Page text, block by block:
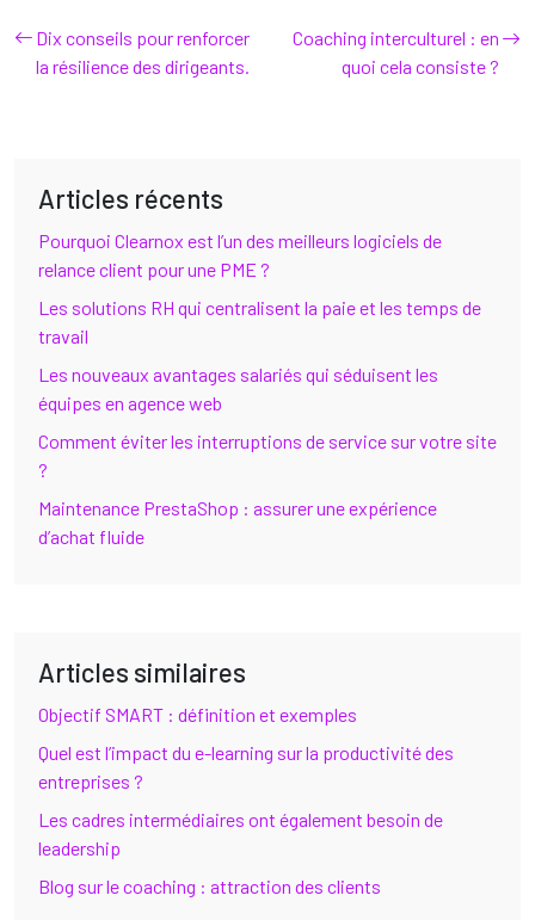
Dix conseils pour renforcer
la résilience des dirigeants.
Coaching interculturel : en
quoi cela consiste ?
Articles récents
Pourquoi Clearnox est l’un des meilleurs logiciels de
relance client pour une PME ?
Les solutions RH qui centralisent la paie et les temps de
travail
Les nouveaux avantages salariés qui séduisent les
équipes en agence web
Comment éviter les interruptions de service sur votre site
?
Maintenance PrestaShop : assurer une expérience
d’achat fluide
Articles similaires
Objectif SMART : définition et exemples
Quel est l’impact du e-learning sur la productivité des
entreprises ?
Les cadres intermédiaires ont également besoin de
leadership
Blog sur le coaching : attraction des clients